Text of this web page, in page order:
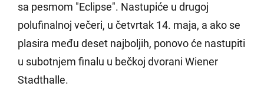
sa pesmom "Eclipse". Nastupiće u drugoj
polufinalnoj večeri, u četvrtak 14. maja, a ako se
plasira među deset najboljih, ponovo će nastupiti
u subotnjem finalu u bečkoj dvorani Wiener
Stadthalle.